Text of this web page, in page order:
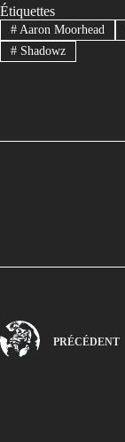
Étiquettes
#Aaron Moorhead
#Shadowz
PRÉCÉDENT